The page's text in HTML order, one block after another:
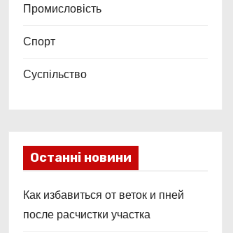
Промисловість
Спорт
Суспільство
Останні новини
Как избавиться от веток и пней
после расчистки участка